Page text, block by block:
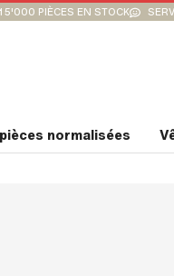
PIÈCES EN STOCK
normalisées